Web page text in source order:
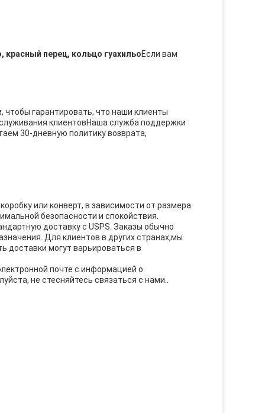
красный перец, кольцо гуахильоЕсли вам
чтобы гарантировать, что наши клиенты
клиентовНаша служба поддержки
30-дневную политику возврата,
или конверт, в зависимости от размера
безопасности и спокойствия.
доставку с USPS. Заказы обычно
Для клиентов в других странах,мы
доставки могут варьироваться в
почте с информацией о
не стесняйтесь связаться с нами..